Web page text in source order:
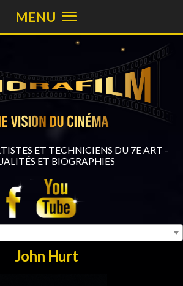
ET TECHNICIENS DU 7E ART -
ET BIOGRAPHIES
MENU
John Hurt